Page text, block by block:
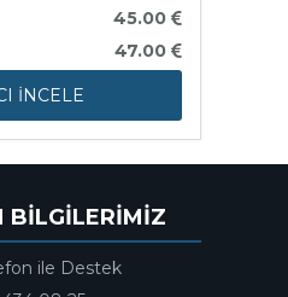
45.00
47.00
İNCELE
BİLGİLERİMİZ
ile Destek